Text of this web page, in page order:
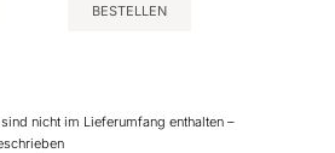
BESTELLEN
nicht im Lieferumfang enthalten –